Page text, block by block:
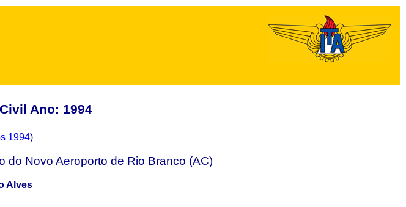
Ano: 1994
1994)
do Novo Aeroporto de Rio Branco (AC)
Alves